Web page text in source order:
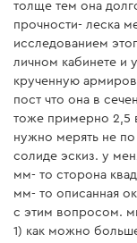
толще тем она
прочности- леска
исследованием
личном кабинете и
крученную
пост что она в
тоже примерно 2,5
нужно мерять не
солиде эскиз. у
мм- то сторона
мм- то описанная
с этим вопросом.
1) как можно